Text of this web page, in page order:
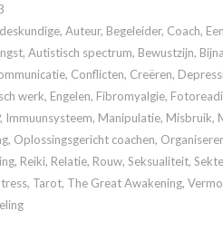
Auteur, Begeleider, Coach,
Autistisch spectrum, Bewustzijn,
Conflicten, Creëren,
werk, Engelen, Fibromyalgie,
Immuunsysteem, Manipulatie, Misbruik,
Oplossingsgericht coachen,
Reiki, Relatie, Rouw, Seksualiteit,
Tarot, The Great Awakening,